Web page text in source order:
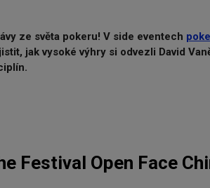
ze světa pokeru! V side eventech
jak vysoké výhry si odvezli David
Festival Open Face